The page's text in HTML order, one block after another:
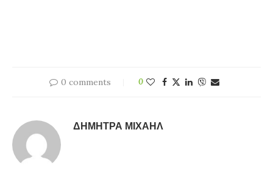
0 comments 0
ΔΉΜΗΤΡΑ ΜΙΧΑΉΛ